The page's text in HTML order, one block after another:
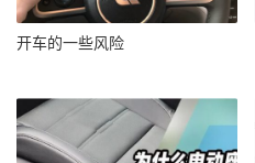
开车的一些风险